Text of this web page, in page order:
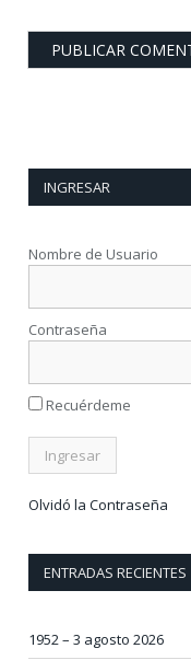
INGRESAR
Nombre de Usuario
Contraseña
Recuérdeme
Olvidó la Contraseña
ENTRADAS RECIENTES
1952 – 3 agosto 2026